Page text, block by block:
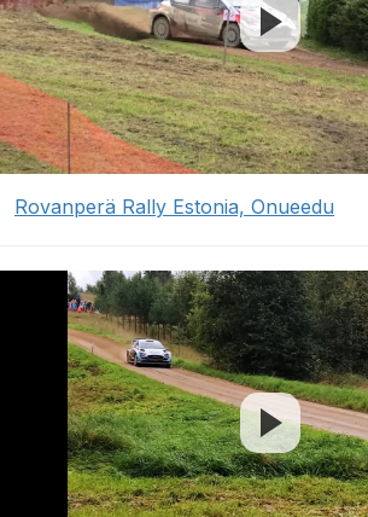
Rovanperä Rally Estonia, Onueedu